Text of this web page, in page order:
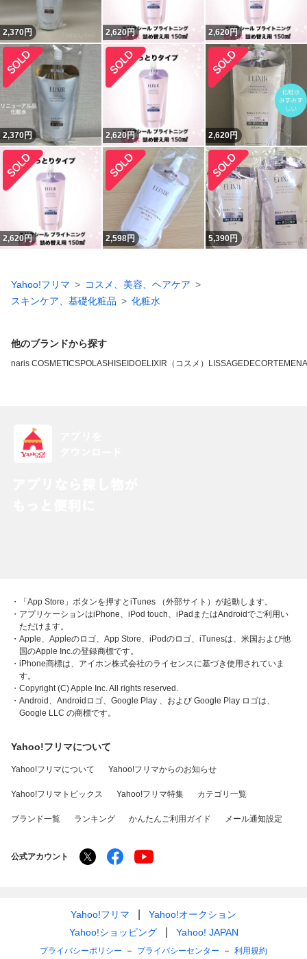
2,370円 2,620円 2,620円
2,370円 2,620円 2,620円
2,620円 2,598円 5,390円
Yahoo!フリマ
コスメ、美容、ヘアケア
スキンケア、基礎化粧品
化粧水
他のブランドから探す
naris COSMETICSPOLASHISEIDOELIXIR（コスメ） LISSAGEDECORTE
・「App Store」ボタンを押すとiTunes （外部サイト）が起動します。
・アプリケーションはiPhone、iPod touch、iPadまたはAndroidでご利用い
ただけます。
・Apple、Appleのロゴ、App Store、iPodのロゴ、iTunesは、米国および他
国のApple Inc.の登録商標です。
・iPhone商標は、アイホン株式会社のライセンスに基づき使用されていま
す。
・Copyright (C) Apple Inc. All rights reserved.
・Android、Androidロゴ、Google Play 、および Google Play ロゴは、
Google LLC の商標です。
Yahoo!フリマについて
Yahoo!フリマについて Yahoo!フリマからのお知らせ
Yahoo!フリマトピックス Yahoo!フリマ特集 カテゴリ一覧
ブランド一覧 ランキング かんたんご利用ガイド メール通知設定
公式アカウント
Yahoo!フリマ
Yahoo!オークション
Yahoo!ショッピング
Yahoo! JAPAN
プライバシーポリシー プライバシーセンター 利用規約